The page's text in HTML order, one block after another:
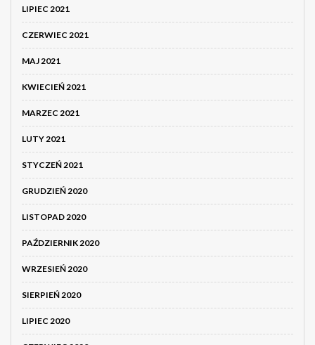
LIPIEC 2021
CZERWIEC 2021
MAJ 2021
KWIECIEŃ 2021
MARZEC 2021
LUTY 2021
STYCZEŃ 2021
GRUDZIEŃ 2020
LISTOPAD 2020
PAŹDZIERNIK 2020
WRZESIEŃ 2020
SIERPIEŃ 2020
LIPIEC 2020